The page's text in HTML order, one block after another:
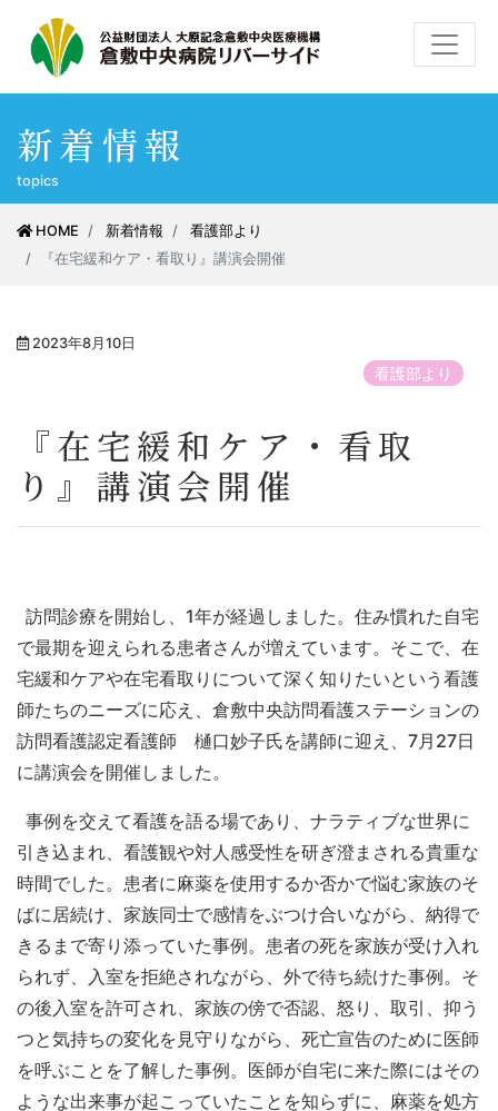
新着情報
topics
HOME 新着情報
看護部より
『在宅緩和ケア・看取り』講演会開催
2023年8月10日
看護部より
『在宅緩和ケア・看取
り』講演会開催
訪問診療を開始し、 1年が経過しました。住み慣れた自宅
で最期を迎えられる患者さんが増えています。そこで、在
宅緩和ケアや在宅看取りについて深く知りたいという看護
師たちのニーズに応え、倉敷中央訪問看護ステーションの
訪問看護認定看護師 樋口妙子氏を講師に迎え、 7月 27日
に講演会を開催しました。
事例を交えて看護を語る場であり、ナラティブな世界に
引き込まれ、看護観や対人感受性を研ぎ澄まされる貴重な
時間でした。患者に麻薬を使用するか否かで悩む家族のそ
ばに居続け、家族同士で感情をぶつけ合いながら、納得で
きるまで寄り添っていた事例。患者の死を家族が受け入れ
られず、入室を拒絶されながら、外で待ち続けた事例。そ
の後入室を許可され、家族の傍で否認、怒り、取引、抑う
つと気持ちの変化を見守りながら、死亡宣告のために医師
を呼ぶことを了解した事例。医師が自宅に来た際にはその
ような出来事が起こっていたことを知らずに、麻薬を処方